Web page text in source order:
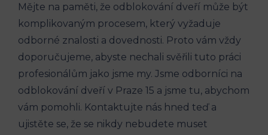
Mějte na‍ paměti, že ‍odblokování dveří může ‌být
komplikovaným procesem, který vyžaduje⁣
odborné znalosti a​ dovednosti. Proto vám vždy‍
doporučujeme, ​abyste⁢ nechali svěřili tuto práci⁢
profesionálům jako jsme my. Jsme⁤ odborníci ‌na
odblokování dveří⁢ v ‍Praze 15⁣ a jsme tu, abychom
‍vám pomohli. Kontaktujte nás hned teď a‌
ujistěte se, že se nikdy nebudete⁣ muset